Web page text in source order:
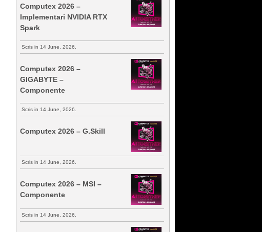
Computex 2026 –
Implementari NVIDIA RTX
Spark
Scris in 14 June, 2026.
Computex 2026 –
GIGABYTE –
Componente
Scris in 14 June, 2026.
Computex 2026 – G.Skill
Scris in 14 June, 2026.
Computex 2026 – MSI –
Componente
Scris in 14 June, 2026.